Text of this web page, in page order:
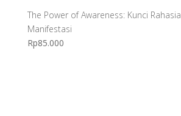
The Power of Awareness: Kunci Rahasia
Manifestasi
Rp85.000